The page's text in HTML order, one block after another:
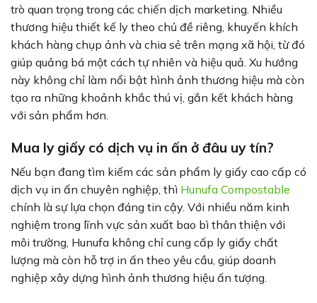
trò quan trọng trong các chiến dịch marketing. Nhiều
thương hiệu thiết kế ly theo chủ đề riêng, khuyến khích
khách hàng chụp ảnh và chia sẻ trên mạng xã hội, từ đó
giúp quảng bá một cách tự nhiên và hiệu quả. Xu hướng
này không chỉ làm nổi bật hình ảnh thương hiệu mà còn
tạo ra những khoảnh khắc thú vị, gắn kết khách hàng
với sản phẩm hơn.
Mua ly giấy có dịch vụ in ấn ở đâu uy tín?
Nếu bạn đang tìm kiếm các sản phẩm ly giấy cao cấp có
dịch vụ in ấn chuyên nghiệp, thì Hunufa Compostable
chính là sự lựa chọn đáng tin cậy. Với nhiều năm kinh
nghiệm trong lĩnh vực sản xuất bao bì thân thiện với
môi trường, Hunufa không chỉ cung cấp ly giấy chất
lượng mà còn hỗ trợ in ấn theo yêu cầu, giúp doanh
nghiệp xây dựng hình ảnh thương hiệu ấn tượng.